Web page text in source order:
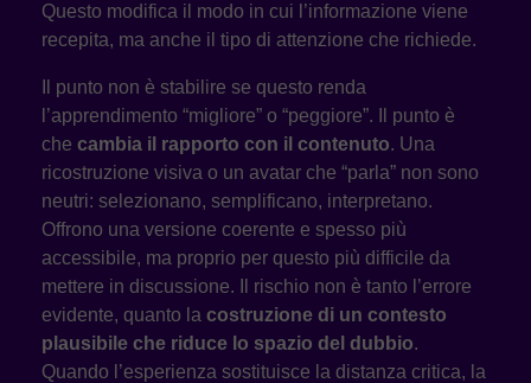
Questo modifica il modo in cui l’informazione viene
recepita, ma anche il tipo di attenzione che richiede.
Il punto non è stabilire se questo renda
l’apprendimento “migliore” o “peggiore”. Il punto è
che cambia il rapporto con il contenuto. Una
ricostruzione visiva o un avatar che “parla” non sono
neutri: selezionano, semplificano, interpretano.
Offrono una versione coerente e spesso più
accessibile, ma proprio per questo più difficile da
mettere in discussione. Il rischio non è tanto l’errore
evidente, quanto la costruzione di un contesto
plausibile che riduce lo spazio del dubbio.
Quando l’esperienza sostituisce la distanza critica, la